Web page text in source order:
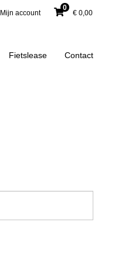
Mijn account
0
€ 0,00
Fietslease Contact